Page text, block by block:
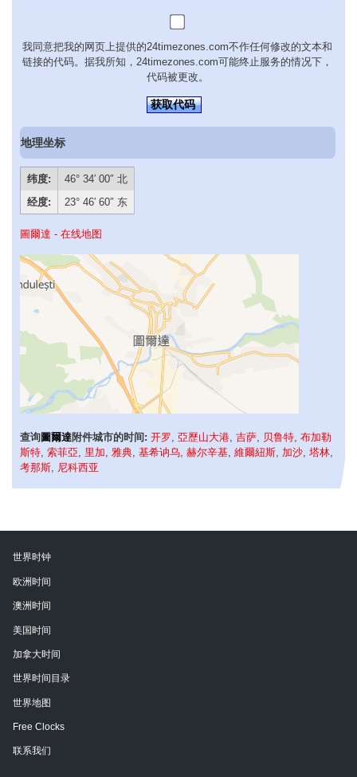
我同意把我的网页上提供的24timezones.com不作任何修改的文本和
链接的代码。据我所知，24timezones.com可能终止服务的情况下，
代码被更改。
获取代码
地理坐标
纬度:
46° 34′ 00″ 北
经度:
23° 46′ 60″ 东
圖爾達 - 在线地图
查询圖爾達附件城市的时间: 开罗 亞歷山大港 吉萨 贝鲁特 布加勒
斯特 索菲亞 里加 雅典 基希讷乌 赫尔辛基 維爾紐斯 加沙 塔林
考那斯
尼科西亚
世界时钟
欧洲时间
澳洲时间
美国时间
加拿大时间
世界时间目录
世界地图
Free Clocks
联系我们